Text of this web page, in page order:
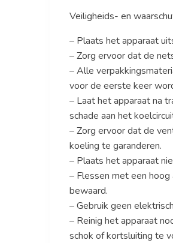
Veiligheids- en
– Plaats het apparaat
– Zorg ervoor dat de
– Alle
voor de eerste keer
– Laat het apparaat na
schade aan het
– Zorg ervoor dat de
koeling te garanderen.
– Plaats het apparaat
– Flessen met een
bewaard.
– Gebruik geen
– Reinig het apparaat
schok of kortsluiting te